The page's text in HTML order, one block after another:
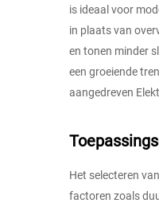
is ideaal voor
in plaats van
en tonen minder
een groeiende
aangedreven
Het selecteren
factoren zoals